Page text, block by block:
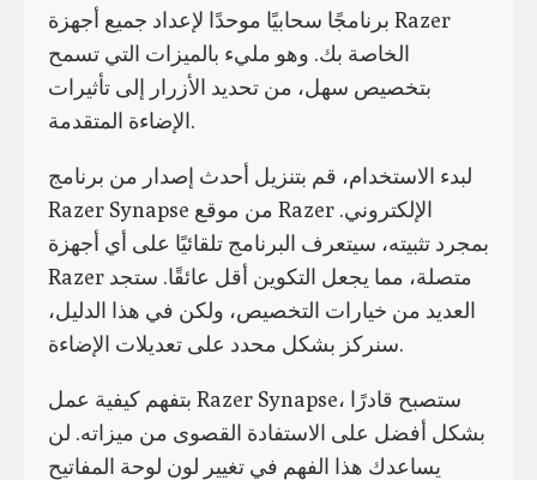
برنامجًا سحابيًا موحدًا لإعداد جميع أجهزة Razer
الخاصة بك. وهو مليء بالميزات التي تسمح
بتخصيص سهل، من تحديد الأزرار إلى تأثيرات
الإضاءة المتقدمة.
لبدء الاستخدام، قم بتنزيل أحدث إصدار من برنامج
Razer Synapse من موقع Razer الإلكتروني.
بمجرد تثبيته، سيتعرف البرنامج تلقائيًا على أي أجهزة
Razer متصلة، مما يجعل التكوين أقل عائقًا. ستجد
العديد من خيارات التخصيص، ولكن في هذا الدليل،
سنركز بشكل محدد على تعديلات الإضاءة.
بتفهم كيفية عمل Razer Synapse، ستصبح قادرًا
بشكل أفضل على الاستفادة القصوى من ميزاته. لن
يساعدك هذا الفهم في تغيير لون لوحة المفاتيح